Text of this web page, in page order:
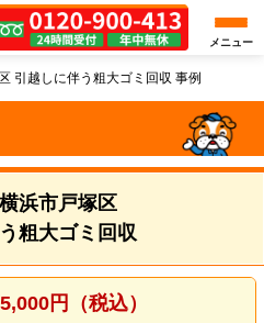
メニュー
引越しに伴う粗大ゴミ回収 事例
浜市戸塚区
粗大ゴミ回収
円（税込）